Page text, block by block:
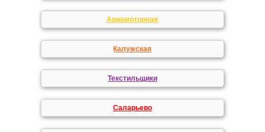
Авиамоторная
Калужская
Текстильщики
Саларьево